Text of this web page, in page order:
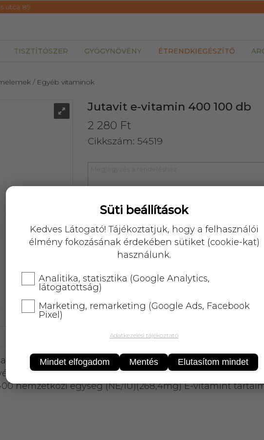
utca 89
TISZTÍTÓSZER GYÓGYNÖVÉNY ÉTRENDKIEGÉSZÍTŐ
/ Egyéb vitaminok
Jutavit e-vitamin 400 100 db
2 280 Ft
Cikkszám: 54519
25 000 Ft felett 5 kg-ig ingyenes
tartozik. Forrása a növényi olajok, tehát a
gabonacsírák, mandula. Zöldségekben,
nemzetközi egység (NE/IU)(268,4mg) E-vitamint
Süti beállítások
Kedves Látogató! Tájékoztatjuk, hogy a felhasználói
élmény fokozásának érdekében sütiket (cookie-kat)
használunk.
Analitika, statisztika (Google Analytics,
látogatottság)
Marketing, remarketing (Google Ads, Facebook
Pixel)
Adatkezelési tájékoztató
Mindet elfogadom Mentés Elutasítom mindet